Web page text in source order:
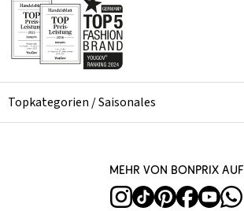
Topkategorien / Saisonales
Mehr von bonprix auf